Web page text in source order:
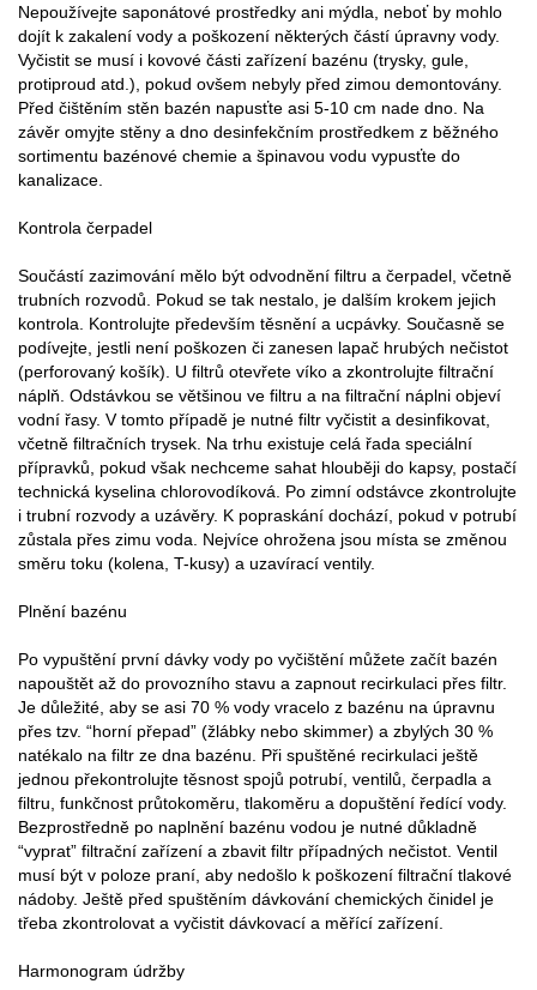
Nepoužívejte saponátové prostředky ani mýdla, neboť by mohlo
dojít k zakalení vody a poškození některých částí úpravny vody.
Vyčistit se musí i kovové části zařízení bazénu (trysky, gule,
protiproud atd.), pokud ovšem nebyly před zimou demontovány.
Před čištěním stěn bazén napusťte asi 5-10 cm nade dno. Na
závěr omyjte stěny a dno desinfekčním prostředkem z běžného
sortimentu bazénové chemie a špinavou vodu vypusťte do
kanalizace.
Kontrola čerpadel
Součástí zazimování mělo být odvodnění filtru a čerpadel, včetně
trubních rozvodů. Pokud se tak nestalo, je dalším krokem jejich
kontrola. Kontrolujte především těsnění a ucpávky. Současně se
podívejte, jestli není poškozen či zanesen lapač hrubých nečistot
(perforovaný košík). U filtrů otevřete víko a zkontrolujte filtrační
náplň. Odstávkou se většinou ve filtru a na filtrační náplni objeví
vodní řasy. V tomto případě je nutné filtr vyčistit a desinfikovat,
včetně filtračních trysek. Na trhu existuje celá řada speciální
přípravků, pokud však nechceme sahat hlouběji do kapsy, postačí
technická kyselina chlorovodíková. Po zimní odstávce zkontrolujte
i trubní rozvody a uzávěry. K popraskání dochází, pokud v potrubí
zůstala přes zimu voda. Nejvíce ohrožena jsou místa se změnou
směru toku (kolena, T-kusy) a uzavírací ventily.
Plnění bazénu
Po vypuštění první dávky vody po vyčištění můžete začít bazén
napouštět až do provozního stavu a zapnout recirkulaci přes filtr.
Je důležité, aby se asi 70 % vody vracelo z bazénu na úpravnu
přes tzv. “horní přepad” (žlábky nebo skimmer) a zbylých 30 %
natékalo na filtr ze dna bazénu. Při spuštěné recirkulaci ještě
jednou překontrolujte těsnost spojů potrubí, ventilů, čerpadla a
filtru, funkčnost průtokoměru, tlakoměru a dopuštění ředící vody.
Bezprostředně po naplnění bazénu vodou je nutné důkladně
“vyprat” filtrační zařízení a zbavit filtr případných nečistot. Ventil
musí být v poloze praní, aby nedošlo k poškození filtrační tlakové
nádoby. Ještě před spuštěním dávkování chemických činidel je
třeba zkontrolovat a vyčistit dávkovací a měřící zařízení.
Harmonogram údržby